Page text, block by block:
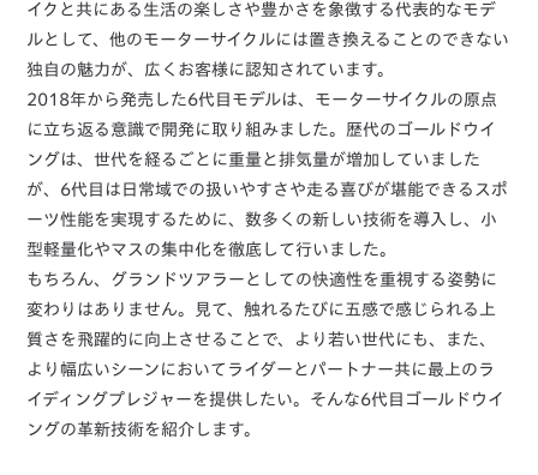
イクと共にある生活の楽しさや豊かさを象徴する代表的なモデ
ルとして、他のモーターサイクルには置き換えることのできない
独自の魅力が、広くお客様に認知されています。
2018年から発売した6代目モデルは、モーターサイクルの原点
に立ち返る意識で開発に取り組みました。歴代のゴールドウイ
ングは、世代を経るごとに重量と排気量が増加していました
が、6代目は日常域での扱いやすさや走る喜びが堪能できるスポ
ーツ性能を実現するために、数多くの新しい技術を導入し、小
型軽量化やマスの集中化を徹底して行いました。
もちろん、グランドツアラーとしての快適性を重視する姿勢に
変わりはありません。見て、触れるたびに五感で感じられる上
質さを飛躍的に向上させることで、より若い世代にも、また、
より幅広いシーンにおいてライダーとパートナー共に最上のラ
イディングプレジャーを提供したい。そんな6代目ゴールドウイ
ングの革新技術を紹介します。